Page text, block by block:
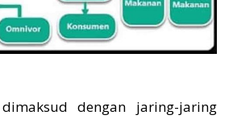
dengan jaring-jaring